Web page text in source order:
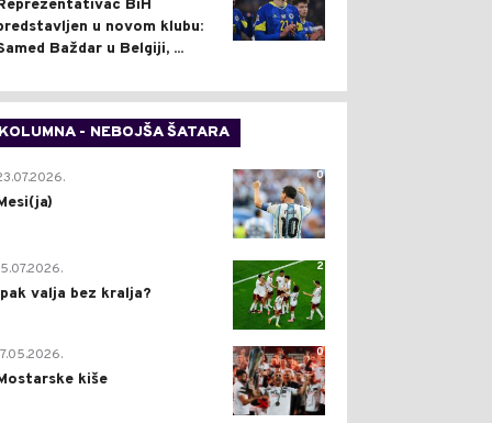
BiH
u novom klubu:
Baždar u Belgiji, ...
KOLUMNA - NEBOJŠA ŠATARA
0
2
valja bez kralja?
0
kiše